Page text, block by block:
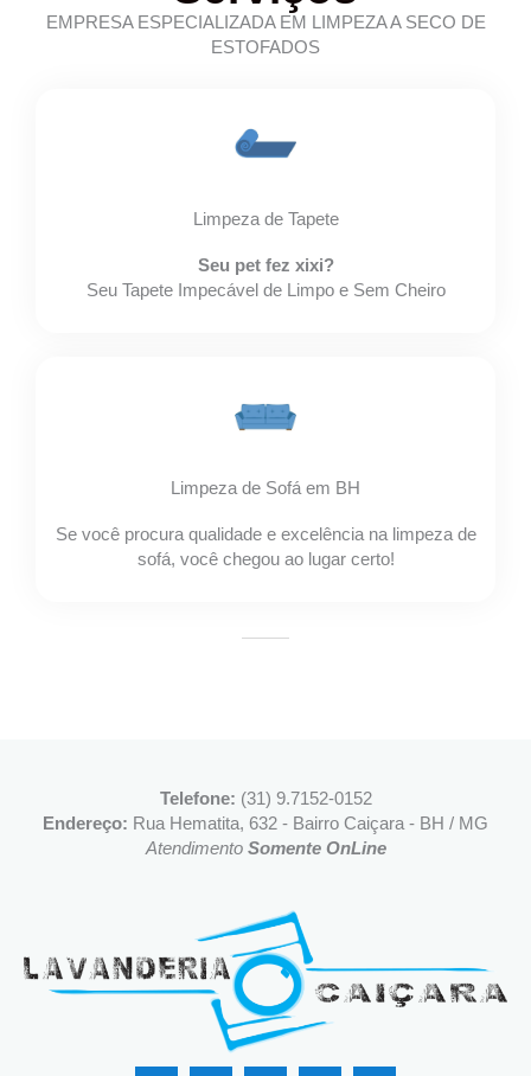
EMPRESA ESPECIALIZADA EM LIMPEZA A SECO DE
ESTOFADOS
Limpeza de Tapete
Seu pet fez xixi?
Seu Tapete Impecável de Limpo e Sem Cheiro
Limpeza de Sofá em BH
Se você procura qualidade e excelência na limpeza de
sofá, você chegou ao lugar certo!
Telefone: (31) 9.7152-0152
Endereço: Rua Hematita, 632 - Bairro Caiçara - BH / MG
Atendimento Somente OnLine